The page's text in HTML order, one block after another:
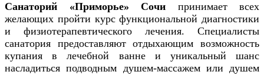
Санаторий «Приморье» Сочи принимает всех
желающих пройти курс функциональной диагностики
и физиотерапевтического лечения. Специалисты
санатория предоставляют отдыхающим возможность
купания в лечебной ванне и уникальный шанс
насладиться подводным душем-массажем или душем